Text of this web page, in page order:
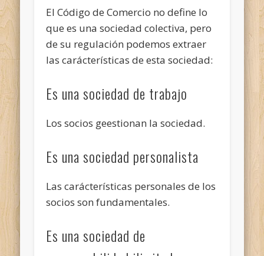
El Código de Comercio no define lo
que es una sociedad colectiva, pero
de su regulación podemos extraer
las carácterísticas de esta sociedad:
Es una sociedad de trabajo
Los socios geestionan la sociedad.
Es una sociedad personalista
Las carácterísticas personales de los
socios son fundamentales.
Es una sociedad de